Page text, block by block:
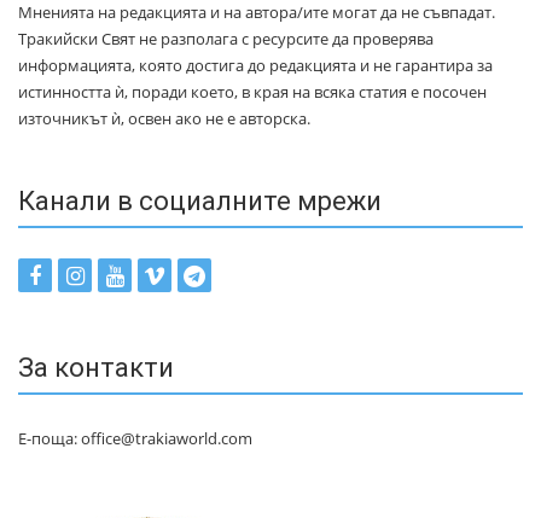
Мненията на редакцията и на автора/ите могат да не съвпадат.
Тракийски Свят не разполага с ресурсите да проверява
информацията, която достига до редакцията и не гарантира за
истинността ѝ, поради което, в края на всяка статия е посочен
източникът ѝ, освен ако не е авторска.
Канали в социалните мрежи
За контакти
Е-поща: office@trakiaworld.com